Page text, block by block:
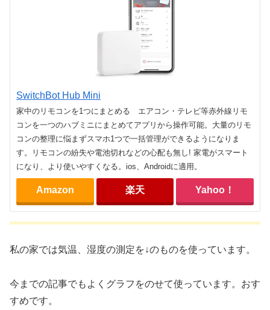
SwitchBot Hub Mini
家中のリモコンを1つにまとめる エアコン・テレビ等赤外線リモ
コンを一つのハブミニにまとめてアプリから操作可能。大量のリモ
コンの整理に悩まずスマホ1つで一括管理ができるようになりま
す。リモコンの紛失や電池切れなどの心配も無し! 家電がスマート
になり、より使いやすくなる。ios、Androidに適用。
Amazon 楽天 Yahoo！
私の家では気温、湿度の測定を↓のものを使っています。
今までの記事でもよくグラフをのせて使っています。おす
すめです。